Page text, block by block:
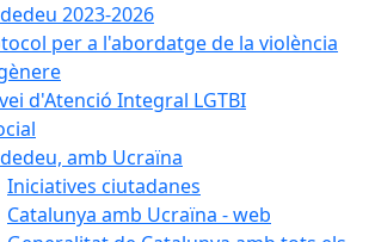
2023-2026
per a l'abordatge de la violència
d'Atenció Integral LGTBI
amb Ucraïna
Iniciatives ciutadanes
Catalunya amb Ucraïna - web